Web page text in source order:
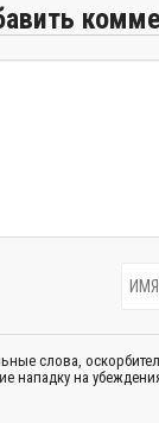
слова,
нападку на